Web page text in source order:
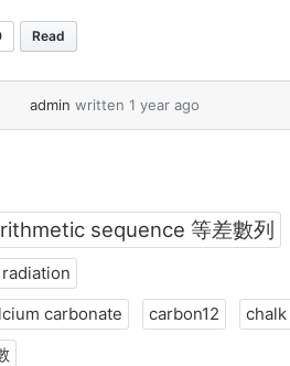
is shorter than others. Why?
scientists are still uncovering
Here’s something fascinating:
Read
admin written 1 year ago
sequence 等差數列
carbonate carbon12
chalk